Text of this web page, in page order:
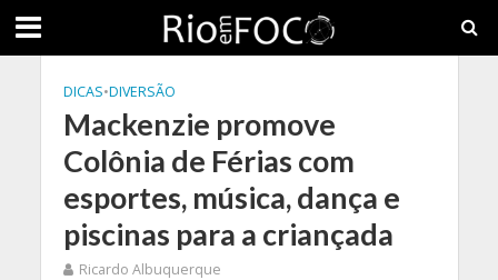
DICAS•DIVERSÃO
Mackenzie promove
Colônia de Férias com
esportes, música, dança e
piscinas para a criançada
Ricardo Albuquerque